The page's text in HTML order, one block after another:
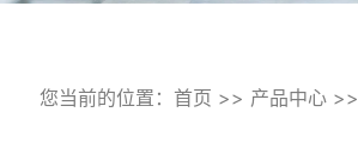
您当前的位置： 首页 >> 产品中心>>